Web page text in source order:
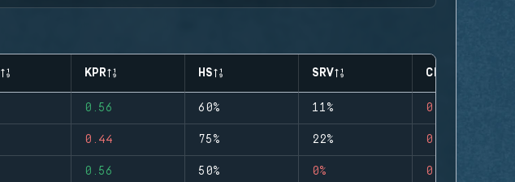
KPR HS SRV CLUTCHES
0.56 60% 11% 0
0.44 75% 22% 0
0.56 50% 0% 0